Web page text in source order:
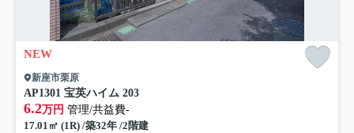
NEW
新座市栗原
AP1301 宝英ハイム 203
6.2万円 管理/共益費-
17.01㎡ (1R) /築32年 /2階建